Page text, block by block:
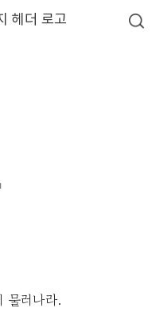
물러나라.